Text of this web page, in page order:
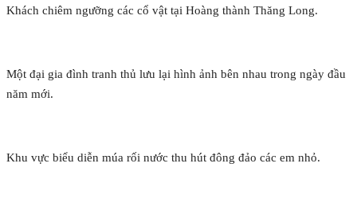
Khách chiêm ngưỡng các cổ vật tại Hoàng thành Thăng Long.
Một đại gia đình tranh thủ lưu lại hình ảnh bên nhau trong ngày đầu
năm mới.
Khu vực biểu diễn múa rối nước thu hút đông đảo các em nhỏ.